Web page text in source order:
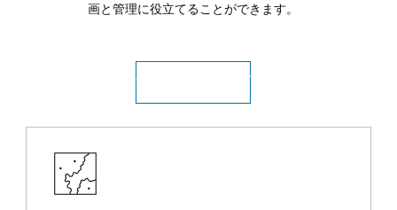
画と管理に役立てることができます。
洪水のリソース ハブ